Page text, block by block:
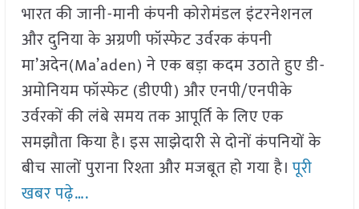
भारत की जानी-मानी कंपनी कोरोमंडल इंटरनेशनल
और दुनिया के अग्रणी फॉस्फेट उर्वरक कंपनी
मा’अदेन(Ma’aden) ने एक बड़ा कदम उठाते हुए डी-
अमोनियम फॉस्फेट (डीएपी) और एनपी/एनपीके
उर्वरकों की लंबे समय तक आपूर्ति के लिए एक
समझौता किया है। इस साझेदारी से दोनों कंपनियों के
बीच सालों पुराना रिश्ता और मजबूत हो गया है।पूरी
खबर पढ़े….